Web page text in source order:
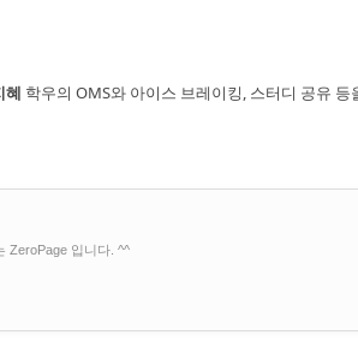
혜 학우의 OMS와 아이스 브레이킹, 스터디 공유
ZeroPage 입니다. ^^